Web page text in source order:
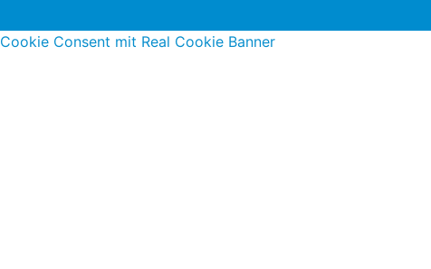
Cookie Consent mit Real Cookie Banner